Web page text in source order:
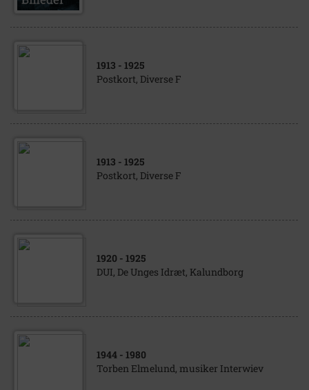
1913 - 1925
Postkort, Diverse F
1913 - 1925
Postkort, Diverse F
1920 - 1925
DUI, De Unges Idræt, Kalundborg
1944 - 1980
Torben Elmelund, musiker Interwiev